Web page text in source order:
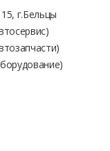
г.Бельцы